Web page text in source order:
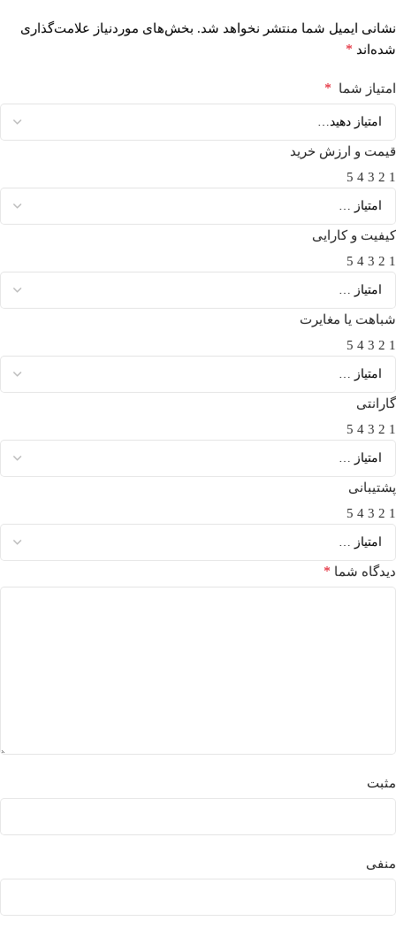
نشانی ایمیل شما منتشر نخواهد شد. بخش‌های موردنیاز علامت‌گذاری
شده‌اند *
امتیاز شما *
قیمت و ارزش خرید
1
2
3
4
5
کیفیت و کارایی
1
2
3
4
5
شباهت یا مغایرت
1
2
3
4
5
گارانتی
1
2
3
4
5
پشتیبانی
1
2
3
4
5
دیدگاه شما *
مثبت
منفی